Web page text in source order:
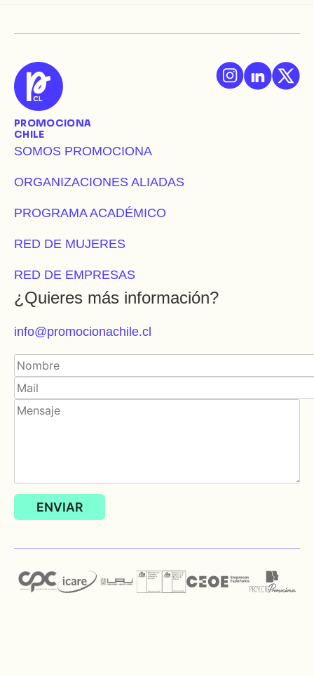
PROMOCIONA
CHILE
SOMOS PROMOCIONA
ORGANIZACIONES ALIADAS
PROGRAMA ACADÉMICO
RED DE MUJERES
RED DE EMPRESAS
¿Quieres más información?
info@promocionachile.cl